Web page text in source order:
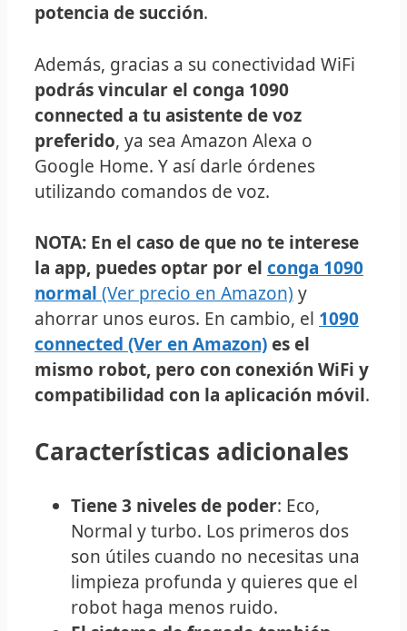
potencia de succión.
Además, gracias a su conectividad WiFi
podrás vincular el conga 1090
connected a tu asistente de voz
preferido, ya sea Amazon Alexa o
Google Home. Y así darle órdenes
utilizando comandos de voz.
NOTA: En el caso de que no te interese
la app, puedes optar por el conga 1090
normal (Ver precio en Amazon) y
ahorrar unos euros. En cambio, el 1090
connected (Ver en Amazon) es el
mismo robot, pero con conexión WiFi y
compatibilidad con la aplicación móvil.
Características adicionales
Tiene 3 niveles de poder: Eco,
Normal y turbo. Los primeros dos
son útiles cuando no necesitas una
limpieza profunda y quieres que el
robot haga menos ruido.